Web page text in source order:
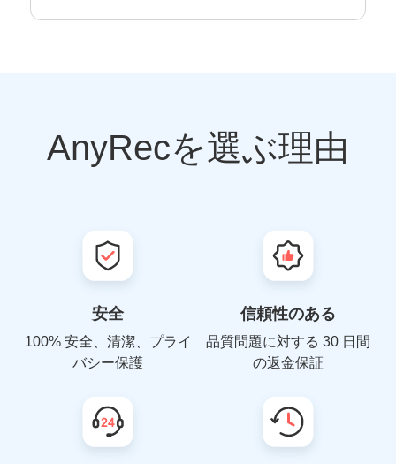
AnyRecを選ぶ理由
安全
100% 安全、清潔、プライ
バシー保護
信頼性のある
品質問題に対する 30 日間
の返金保証